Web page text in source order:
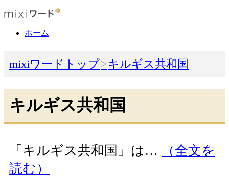
ホーム
mixiワードトップ キルギス共和国
キルギス共和国
「キルギス共和国」は…
（全文を
読む）